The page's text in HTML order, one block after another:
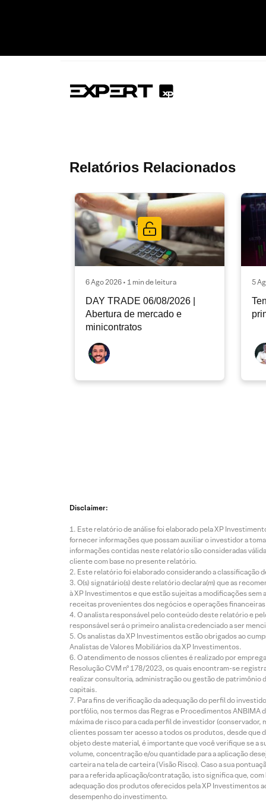
Relatórios Relacionados
6 Ago 2026 • 1 min de leitura
DAY TRADE 06/08/2026 |
Abertura de mercado e
minicontratos
5
Disclaimer:
Este relatório de análise foi elaborado pela XP
fornecer informações que possam auxiliar o investidor a
informações contidas neste relatório são consideradas
cliente com base no presente relatório.
Este relatório foi elaborado considerando a classificação
O(s) signatário(s) deste relatório declara(m) que as
à XP Investimentos e que estão sujeitas a modificações
receitas provenientes dos negócios e operações
O analista responsável pelo conteúdo deste relatório e
responsável será o primeiro analista credenciado a ser
Os analistas da XP Investimentos estão obrigados ao
Analistas de Valores Mobiliários da XP Investimentos.
O atendimento de nossos clientes é realizado por
Resolução CVM nº 178/2023, os quais encontram-se
realizar consultoria, administração ou gestão de patrimônio
capitais.
Para fins de verificação da adequação do perfil do
portfólio, nos termos das Regras e Procedimentos
máxima de risco para cada perfil de investidor
clientes possam ter acesso a todos os produtos, desde que
objeto deste material, é importante que você verifique se a
volume, concentração e/ou quantidade para a aplicação
carteira na tela de carteira (Visão Risco). Caso a sua
para a referida aplicação/contratação, isto significa que,
adequação dos produtos oferecidos pela XP Investimentos
desempenho do investimento.